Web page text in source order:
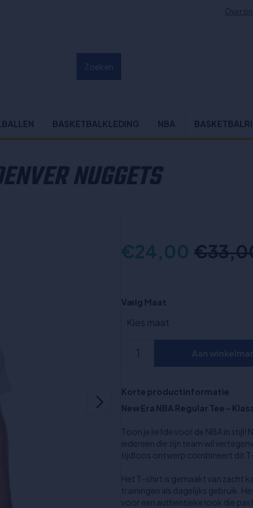
Over
BASKETBALKLEDING NBA
NUGGETS
€24,00
Vælg Maat
Korte productinformatie
New Era NBA Regular Tee -
Toon je liefde voor de NBA in stijl!
iedereen die zijn team wil
tijdloos ontwerp combineert dit
Het T-shirt is gemaakt van zacht
trainingen als dagelijks gebruik.
voor een authentieke look die